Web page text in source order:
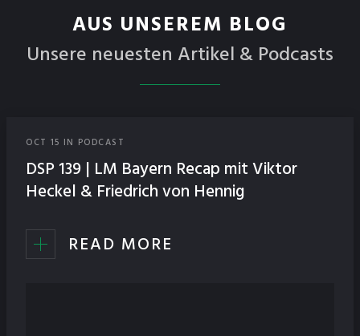
AUS UNSEREM BLOG
Unsere neuesten Artikel & Podcasts
OCT 15 IN PODCAST
DSP 139 | LM Bayern Recap mit Viktor
Heckel & Friedrich von Hennig
READ MORE